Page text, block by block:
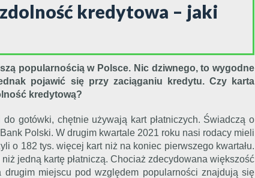
kredytowa – jaki
popularnością w Polsce. Nic dziwnego, to wygodne
pojawić się przy zaciąganiu kredytu. Czy karta
kredytową?
gotówki, chętnie używają kart płatniczych. Świadczą o
Polski. W drugim kwartale 2021 roku nasi rodacy mieli
o 182 tys. więcej kart niż na koniec pierwszego kwartału.
jedną kartę płatniczą. Chociaż zdecydowana większość
miejscu pod względem popularności znajdują się